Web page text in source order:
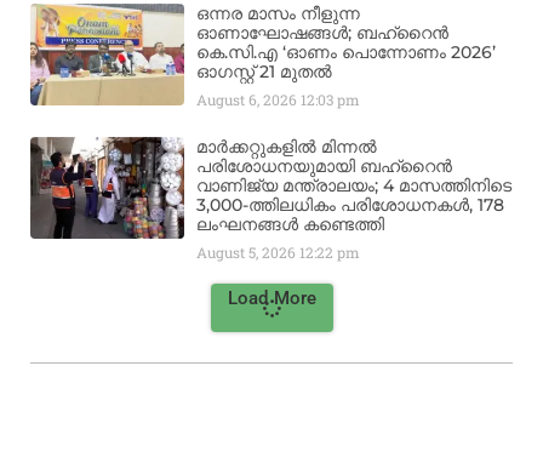
ഒന്നര മാസം നീളുന്ന
ഓണാഘോഷങ്ങൾ; ബഹ്‌റൈൻ
കെ.സി.എ ‘ഓണം പൊന്നോണം 2026’
ഓഗസ്റ്റ് 21 മുതൽ
August 6, 2026 12:03 pm
മാർക്കറ്റുകളിൽ മിന്നൽ
പരിശോധനയുമായി ബഹ്‌റൈൻ
വാണിജ്യ മന്ത്രാലയം; 4 മാസത്തിനിടെ
3,000-ത്തിലധികം പരിശോധനകൾ, 178
ലംഘനങ്ങൾ കണ്ടെത്തി
August 5, 2026 12:22 pm
Load More